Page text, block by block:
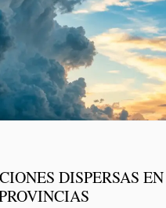
DISPERSAS EN